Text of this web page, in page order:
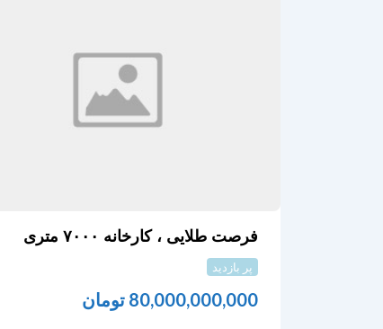
فرصت طلایی ، کارخانه ۷۰۰۰ متری
پر بازدید
80,000,000,000 تومان